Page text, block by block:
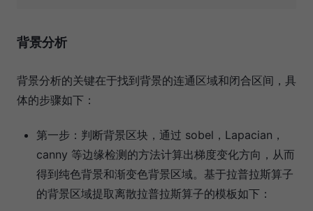
背景分析
背景分析的关键在于找到背景的连通区域和闭合区间，具
体的步骤如下：
第一步：判断背景区块，通过 sobel，Lapacian，
canny 等边缘检测的方法计算出梯度变化方向，从而
得到纯色背景和渐变色背景区域。基于拉普拉斯算子
的背景区域提取离散拉普拉斯算子的模板如下：